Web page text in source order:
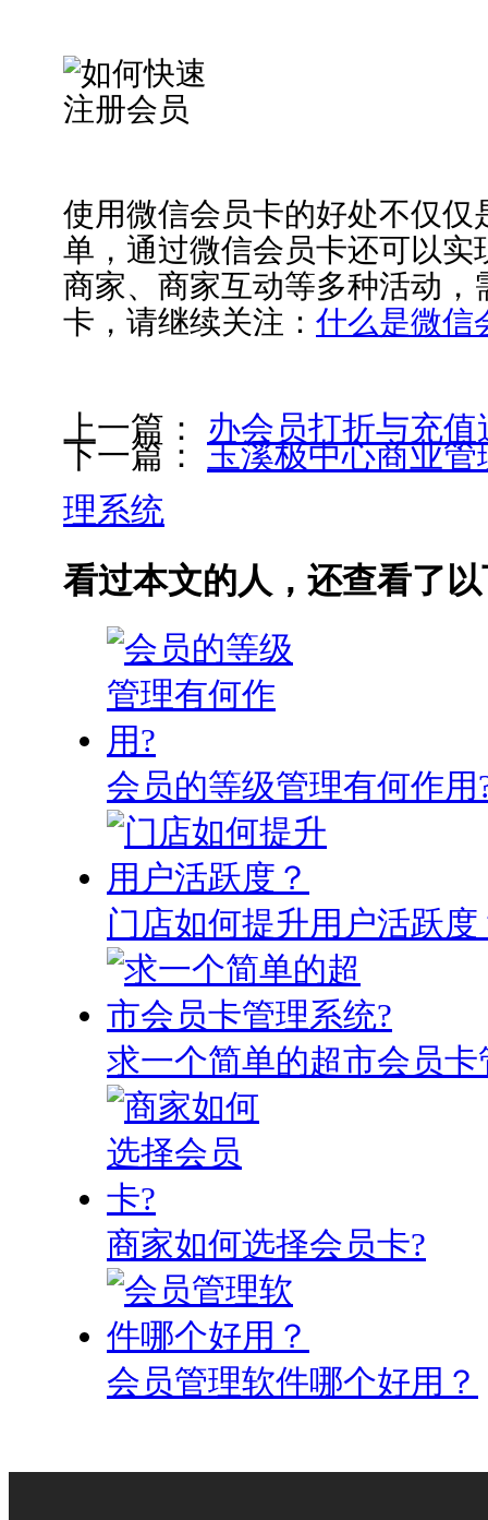
使用微信会员卡的好处不仅
单，通过微信会员卡还可以
商家、商家互动等多种活动
卡，请继续关注： 什么是微信
上一篇： 办会员打折与充
下一篇： 玉溪极中心商业
理系统
看过本文的人，还查看了
会员的等级管理有何作用
门店如何提升用户活跃度
求一个简单的超市会员卡
商家如何选择会员卡?
会员管理软件哪个好用？